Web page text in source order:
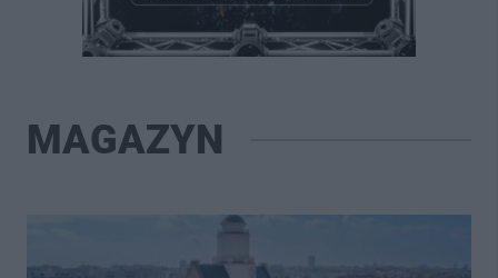
MAGAZYN